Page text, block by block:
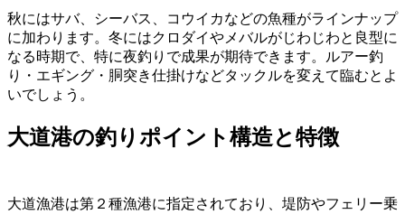
秋にはサバ、シーバス、コウイカなどの魚種がラインナップ
に加わります。冬にはクロダイやメバルがじわじわと良型に
なる時期で、特に夜釣りで成果が期待できます。ルアー釣
り・エギング・胴突き仕掛けなどタックルを変えて臨むとよ
いでしょう。
大道港の釣りポイント構造と特徴
大道漁港は第２種漁港に指定されており、堤防やフェリー乗